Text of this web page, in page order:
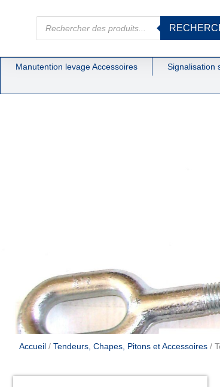
Manutention levage Accessoires Signalisation
Tendeurs
Accueil / Tendeurs, Chapes, Pitons et Accessoires /